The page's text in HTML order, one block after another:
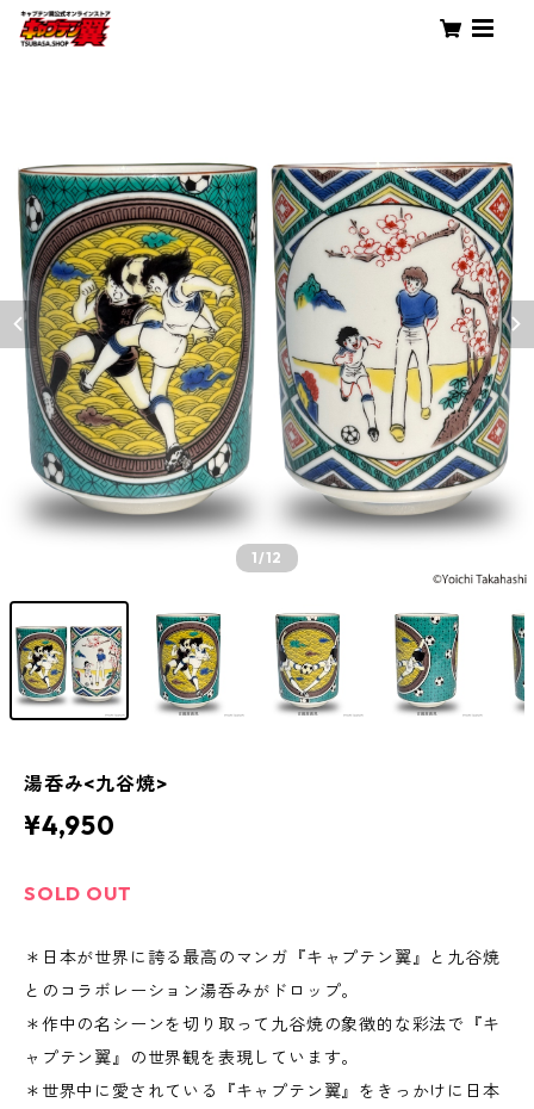
1/12
湯呑み<九谷焼>
¥4,950
SOLD OUT
＊日本が世界に誇る最高のマンガ『キャプテン翼』と九谷焼
とのコラボレーション湯呑みがドロップ。
＊作中の名シーンを切り取って九谷焼の象徴的な彩法で『キ
ャプテン翼』の世界観を表現しています。
＊世界中に愛されている『キャプテン翼』をきっかけに日本